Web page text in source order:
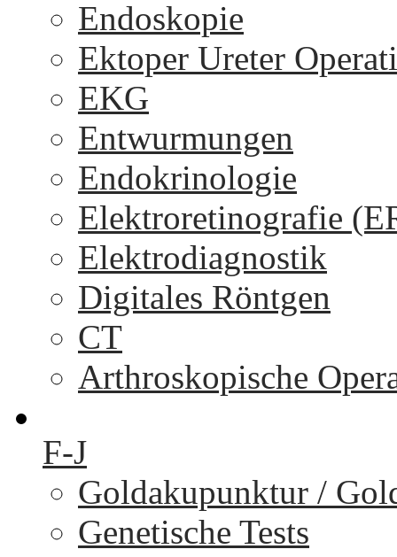
Endoskopie
Ektoper Ureter
EKG
Entwurmungen
Endokrinologie
Elektroretinografie
Elektrodiagnostik
Digitales Röntgen
CT
Arthroskopische
F-J
Goldakupunktur /
Genetische Tests